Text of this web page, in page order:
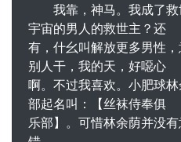
我靠，神马。我成了救
宇宙的男人的救世主？还
有，什幺叫解放更多男性
别人干，我的天，好噁心
啊。不过我喜欢。小肥球
部起名叫：【丝袜侍奉俱
乐部】。可惜林余荫并没